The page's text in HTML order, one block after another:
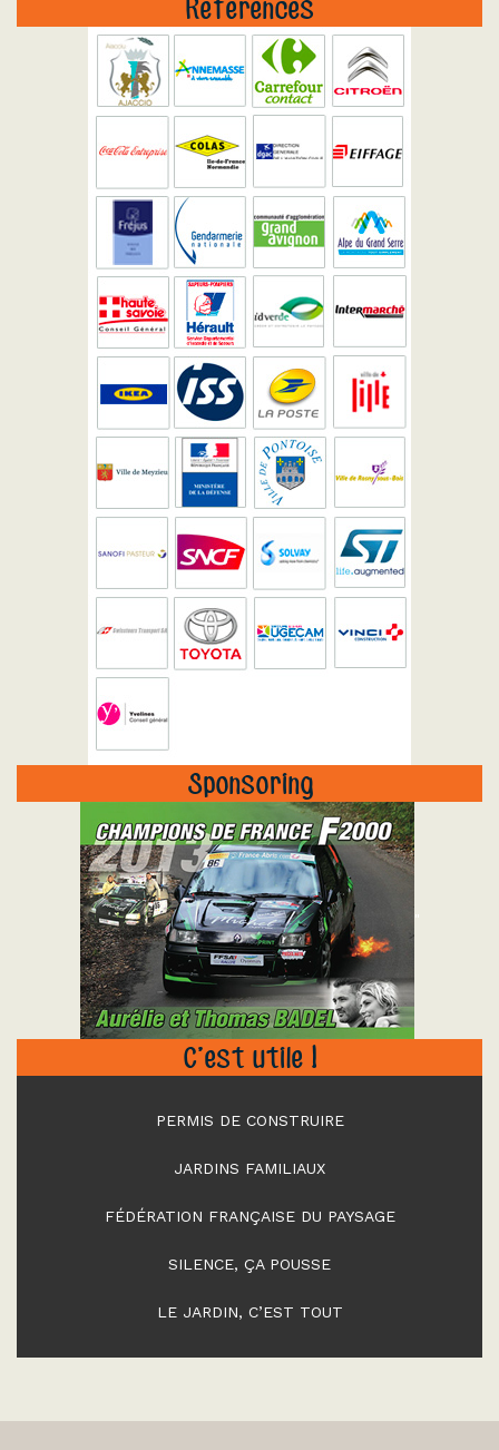
Références
Sponsoring
"
C’est utile !
PERMIS DE CONSTRUIRE
JARDINS FAMILIAUX
FÉDÉRATION FRANÇAISE DU PAYSAGE
SILENCE, ÇA POUSSE
LE JARDIN, C’EST TOUT